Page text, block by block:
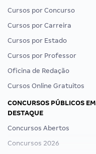
Cursos por Concurso
Cursos por Carreira
Cursos por Estado
Cursos por Professor
Oficina de Redação
Cursos Online Gratuitos
CONCURSOS PÚBLICOS EM
DESTAQUE
Concursos Abertos
Concursos 2026